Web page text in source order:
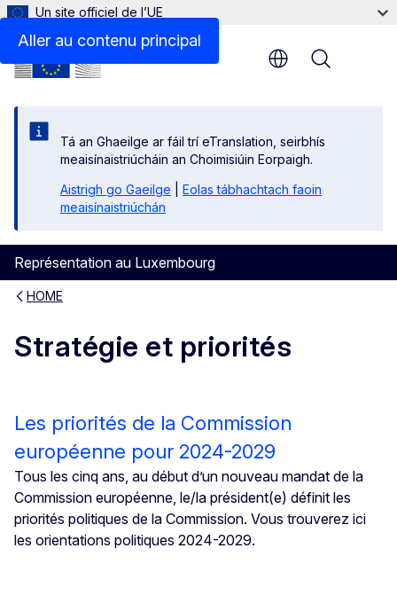
Aller au contenu principal
Un site officiel de l’UE
Tá an Ghaeilge ar fáil trí eTranslation, seirbhís
meaisínaistriúcháin an Choimisiúin Eorpaigh.
Aistrigh go Gaeilge
Eolas tábhachtach faoin
meaisínaistriúchán
Représentation au Luxembourg
Menu
HOME
Stratégie et priorités
Les priorités de la Commission
européenne pour 2024-2029
Tous les cinq ans, au début d’un nouveau mandat de la
Commission européenne, le/la président(e) définit les
priorités politiques de la Commission. Vous trouverez ici
les orientations politiques 2024-2029.